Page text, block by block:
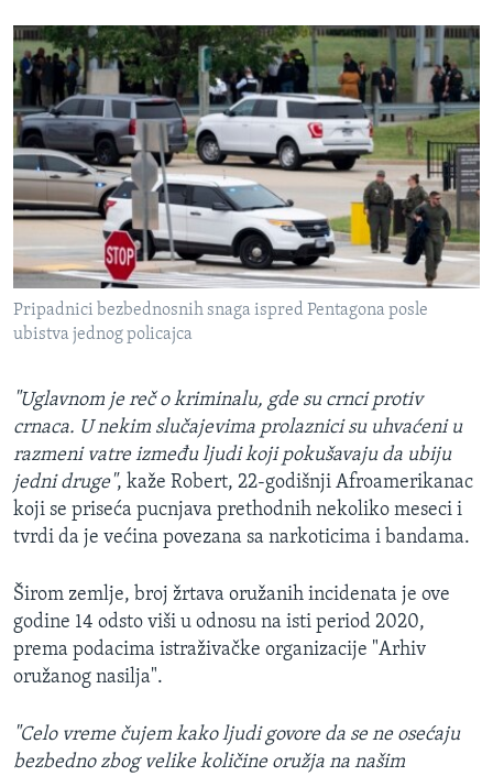
Pripadnici bezbednosnih snaga ispred Pentagona posle
ubistva jednog policajca
"Uglavnom je reč o kriminalu, gde su crnci protiv
crnaca. U nekim slučajevima prolaznici su uhvaćeni u
razmeni vatre između ljudi koji pokušavaju da ubiju
jedni druge", kaže Robert, 22-godišnji Afroamerikanac
koji se priseća pucnjava prethodnih nekoliko meseci i
tvrdi da je većina povezana sa narkoticima i bandama.
​Širom zemlje, broj žrtava oružanih incidenata je ove
godine 14 odsto viši u odnosu na isti period 2020,
prema podacima istraživačke organizacije "Arhiv
oružanog nasilja".
"Celo vreme čujem kako ljudi govore da se ne osećaju
bezbedno zbog velike količine oružja na našim